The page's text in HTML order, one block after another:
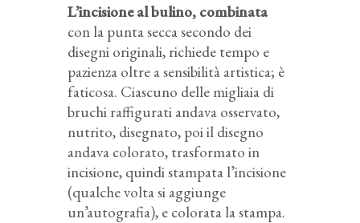
L’incisione al bulino, combinata
con la punta secca secondo dei
disegni originali, richiede tempo e
pazienza oltre a sensibilità artistica; è
faticosa. Ciascuno delle migliaia di
bruchi raffigurati andava osservato,
nutrito, disegnato, poi il disegno
andava colorato, trasformato in
incisione, quindi stampata l’incisione
(qualche volta si aggiunge
un’autografia), e colorata la stampa.